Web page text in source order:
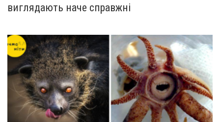
виглядають наче справжні